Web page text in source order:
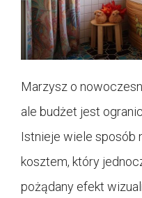
Marzysz o
ale budżet jest
Istnieje wiele sposób
kosztem, który
pożądany efekt